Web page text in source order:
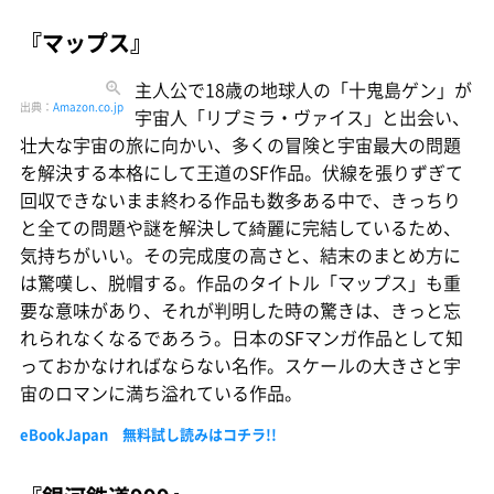
『マップス』
出典： Amazon.co.jp
主人公で18歳の地球人の「十鬼島ゲン」が
宇宙人「リプミラ・ヴァイス」と出会い、
壮大な宇宙の旅に向かい、多くの冒険と宇宙最大の問題
を解決する本格にして王道のSF作品。伏線を張りずぎて
回収できないまま終わる作品も数多ある中で、きっちり
と全ての問題や謎を解決して綺麗に完結しているため、
気持ちがいい。その完成度の高さと、結末のまとめ方に
は驚嘆し、脱帽する。作品のタイトル「マップス」も重
要な意味があり、それが判明した時の驚きは、きっと忘
れられなくなるであろう。日本のSFマンガ作品として知
っておかなければならない名作。スケールの大きさと宇
宙のロマンに満ち溢れている作品。
eBookJapan 無料試し読みはコチラ!!